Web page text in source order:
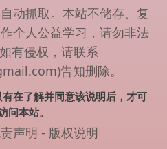
动抓取。本站不储存、复
个人公益学习，请勿非法
有侵权，请联系
告知删除。
在了解并同意该说明后，才可
问本站。
声明 - 版权说明